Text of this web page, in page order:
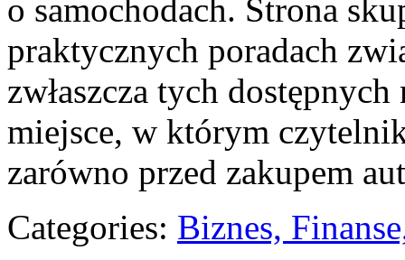
o samochodach. Strona
praktycznych poradach
zwłaszcza tych
miejsce, w którym
zarówno przed zakupem
Categories: Biznes,